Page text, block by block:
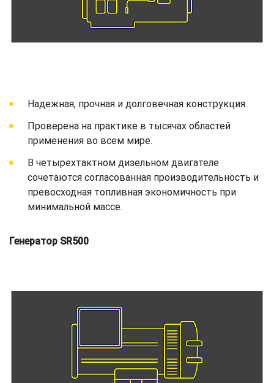
Надежная, прочная и долговечная конструкция.
Проверена на практике в тысячах областей
применения во всем мире.
В четырехтактном дизельном двигателе
сочетаются согласованная производительность и
превосходная топливная экономичность при
минимальной массе.
Генератор SR500